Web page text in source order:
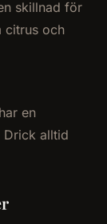
skillnad för
citrus och
en
Drick alltid